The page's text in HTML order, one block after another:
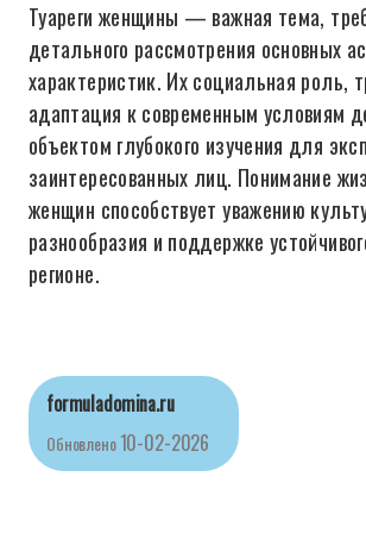
Туареги женщины — важная тема,
детального рассмотрения основных
характеристик. Их социальная роль,
адаптация к современным условиям
объектом глубокого изучения для
заинтересованных лиц. Понимание
женщин способствует уважению
разнообразия и поддержке
регионе.
formuladomina.ru
Обновлено10-02-2026